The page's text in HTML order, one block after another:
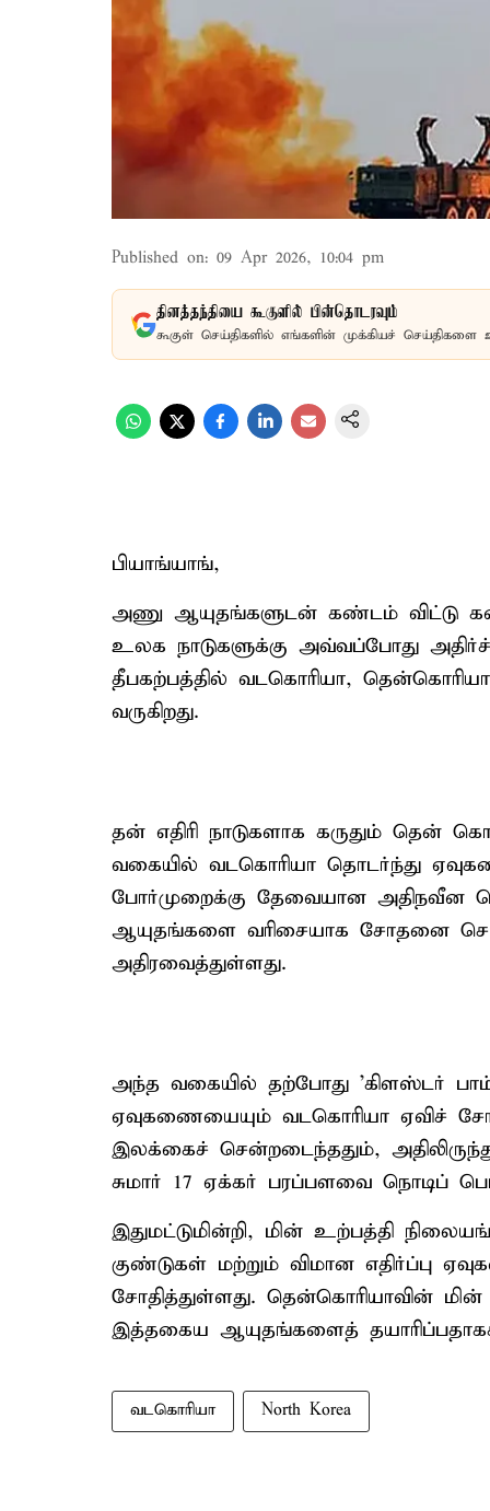
Published on: 09 Apr 2026, 10:04 pm
தினத்தந்தியை கூகுளில் பின்தொடரவும்
கூகுள் செய்திகளில் எங்களின் முக்கியச் செய்திகளை
பியாங்யாங்,
அணு ஆயுதங்களுடன் கண்டம் விட்டு
உலக நாடுகளுக்கு அவ்வப்போது
தீபகற்பத்தில் வடகொரியா,
வருகிறது.
தன் எதிரி நாடுகளாக கருதும் தென்
வகையில் வடகொரியா தொடர்ந்து
போர்முறைக்கு தேவையான அதிநவீன
ஆயுதங்களை வரிசையாக சோதனை
அதிரவைத்துள்ளது.
அந்த வகையில் தற்போது 'கிளஸ்டர்
ஏவுகணையையும் வடகொரியா ஏவிச்
இலக்கைச் சென்றடைந்ததும்,
சுமார் 17 ஏக்கர் பரப்பளவை நொடிப்
இதுமட்டுமின்றி, மின் உற்பத்தி
குண்டுகள் மற்றும் விமான எதிர்ப்பு
சோதித்துள்ளது. தென்கொரியாவின்
இத்தகைய ஆயுதங்களைத் தயாரிப்பதாகக்
வடகொரியா North Korea